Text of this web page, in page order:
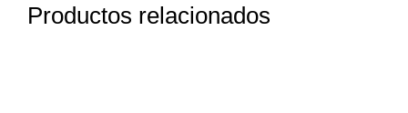
Productos relacionados